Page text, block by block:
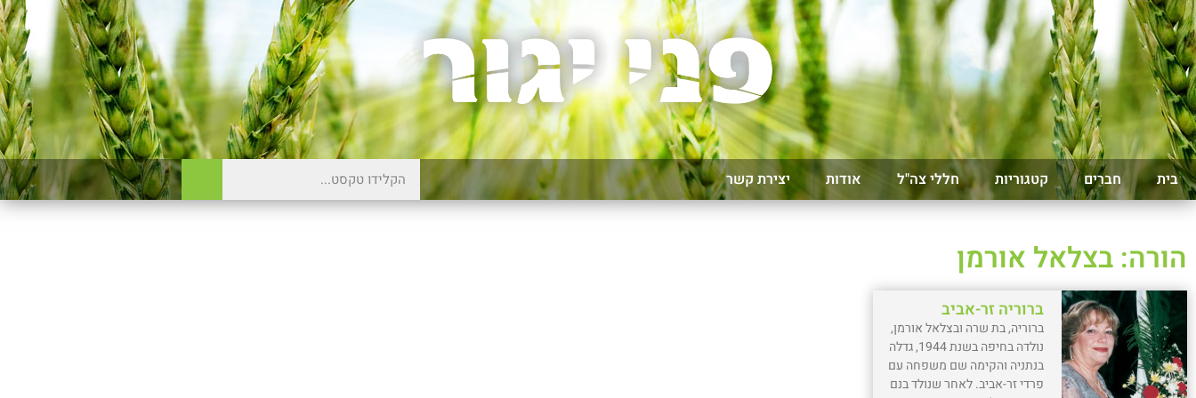
בית חברים קטגוריות חללי צה"ל אודות יצירת קשר
הורה: בצלאל אורמן
ברוריה זר-אביב
ברוריה, בת שרה ובצלאל אורמן,
נולדה בחיפה בשנת 1944, גדלה
בנתניה והקימה שם משפחה עם
פרדי זר-אביב. לאחר שנולד בנם